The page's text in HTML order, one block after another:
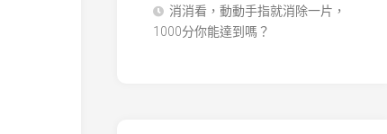
消消看，動動手指就消除一片，
1000分你能達到嗎？